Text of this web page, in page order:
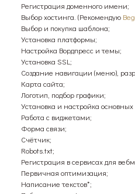
Регистрация доменного имени;
Выбор хостинга. (Рекомендую
Выбор и покупка шаблона;
Установка платформы;
Настройка Вордпресс и темы;
Установка SSL;
Создание навигации (меню),
Карта сайта;
Логотип, подбор графики;
Установка и настройка основных
Работа с виджетами;
Форма связи;
Счётчик;
Robots.txt;
Регистрация в сервисах для
Первичная оптимизация;
Написание текстов*;